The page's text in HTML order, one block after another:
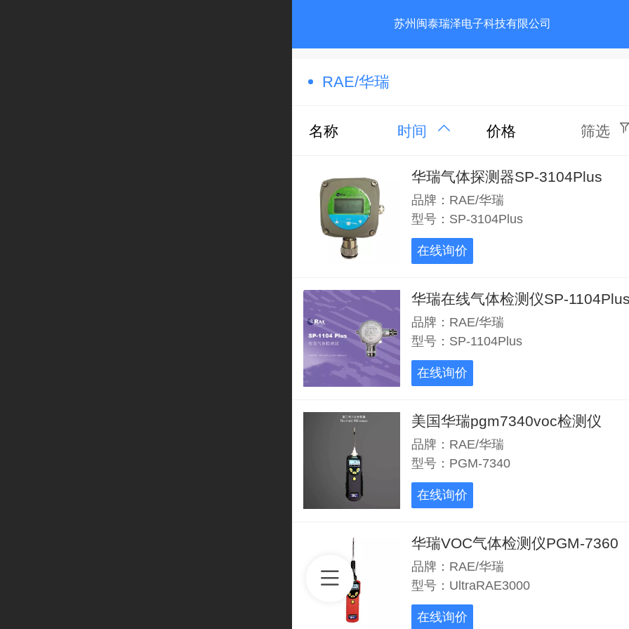
苏州闽泰瑞泽电子科技有限公司
RAE/华瑞
名称 时间 价格 筛选
华瑞气体探测器SP-3104Plus
品牌：RAE/华瑞
型号：SP-3104Plus
在线询价
华瑞在线气体检测仪SP-
品牌：RAE/华瑞
型号：SP-1104Plus
在线询价
美国华瑞pgm7340voc检测仪
品牌：RAE/华瑞
型号：PGM-7340
在线询价
华瑞VOC气体检测仪PGM-7360
品牌：RAE/华瑞
型号：UltraRAE3000
在线询价